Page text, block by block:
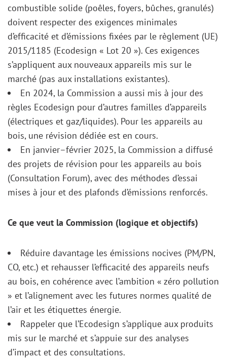
combustible solide (poêles, foyers, bûches, granulés)
doivent respecter des exigences minimales
d’efficacité et d’émissions fixées par le règlement (UE)
2015/1185 (Ecodesign « Lot 20 »). Ces exigences
s’appliquent aux nouveaux appareils mis sur le
marché (pas aux installations existantes).
En 2024, la Commission a aussi mis à jour des
règles Ecodesign pour d’autres familles d’appareils
(électriques et gaz/liquides). Pour les appareils au
bois, une révision dédiée est en cours.
En janvier–février 2025, la Commission a diffusé
des projets de révision pour les appareils au bois
(Consultation Forum), avec des méthodes d’essai
mises à jour et des plafonds d’émissions renforcés.
Ce que veut la Commission (logique et objectifs)
Réduire davantage les émissions nocives (PM/PN,
CO, etc.) et rehausser l’efficacité des appareils neufs
au bois, en cohérence avec l’ambition « zéro pollution
» et l’alignement avec les futures normes qualité de
l’air et les étiquettes énergie.
Rappeler que l’Ecodesign s’applique aux produits
mis sur le marché et s’appuie sur des analyses
d’impact et des consultations.